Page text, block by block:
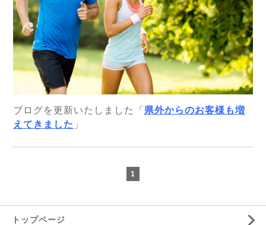
ブログを更新いたしました「 県外からのお客様も増
えてきました 」
1
トップページ